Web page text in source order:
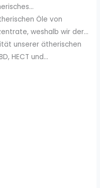
Öle von
weshalb wir der...
unserer ätherischen
HECT und...